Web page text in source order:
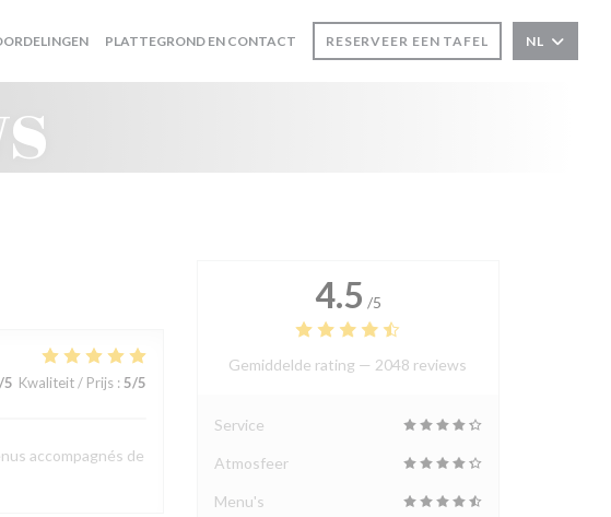
PLATTEGROND EN CONTACT RESERVEER EEN TAFEL NL
/5 Kwaliteit / Prijs: 5/5
accompagnés de
4.5 /5
Gemiddelde rating — 2048 reviews
Service
Atmosfeer
Menu's